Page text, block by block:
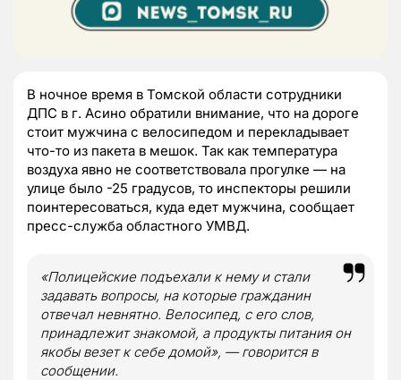
В ночное время в Томской области сотрудники
ДПС в г. Асино обратили внимание, что на дороге
стоит мужчина с велосипедом и перекладывает
что-то из пакета в мешок. Так как температура
воздуха явно не соответствовала прогулке — на
улице было -25 градусов, то инспекторы решили
поинтересоваться, куда едет мужчина, сообщает
пресс-служба областного УМВД.
«Полицейские подъехали к нему и стали
задавать вопросы, на которые гражданин
отвечал невнятно. Велосипед, с его слов,
принадлежит знакомой, а продукты питания он
якобы везет к себе домой», — говорится в
сообщении.